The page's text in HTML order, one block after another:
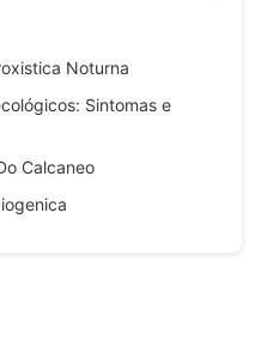
Noturna
Sintomas e
Calcaneo